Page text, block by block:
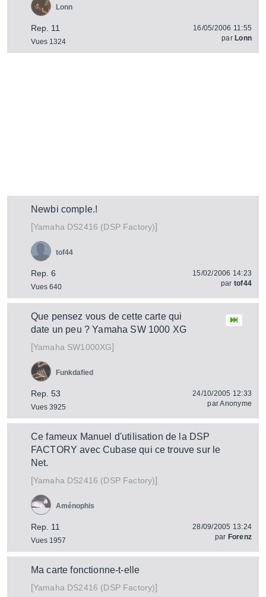
Rep. 11
Vues 1324
Lonn
16/05/2006 11:55
par Lonn
Newbi comple.!
[Yamaha DS2416 (DSP Factory)]
Rep. 6
Vues 640
tof44
15/02/2006 14:23
par tof44
Que pensez vous de cette carte qui
date un peu ? Yamaha SW 1000 XG
[Yamaha SW1000XG]
Rep. 53
Vues 3925
Funkdafied
24/10/2005 12:33
parAnonyme
Ce fameux Manuel d'utilisation de la DSP
FACTORY avec Cubase qui ce trouve sur le
Net.
[Yamaha DS2416 (DSP Factory)]
Rep. 11
Vues 1957
Aménophis
28/09/2005 13:24
par Forenz
Ma carte fonctionne-t-elle
[Yamaha DS2416 (DSP Factory)]